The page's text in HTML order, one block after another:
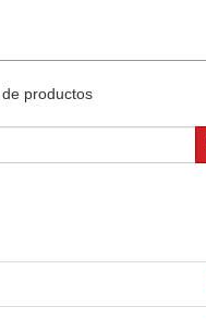
productos